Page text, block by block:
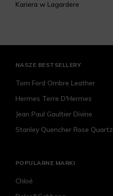
Kariera w Lagardere
NASZE BESTSELLERY
Tom Ford Ombre Leather
Hermes Terre D'Hermes
Jean Paul Gaultier Divine
Stanley Quencher Rose Quartz
POPULARNE MARKI
Chloé